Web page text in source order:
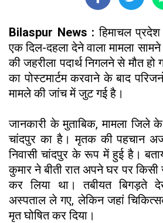
Bilaspur News :हिमाचल
एक दिल-दहला देने वाला मामला
की जहरीला पदार्थ निगलने से मौत
का पोस्टमार्टम करवाने के बाद
मामले की जांच में जुट गई है।
जानकारी के मुताबिक, मामला
चांदपुर का है। मृतक की पहचान
निवासी चांदपुर के रूप में हुई है।
कुमार ने बीती रात अपने घर पर किसी
कर लिया था। तबीयत बिगड़ते
अस्पताल ले गए, लेकिन जहां
मृत घोषित कर दिया।